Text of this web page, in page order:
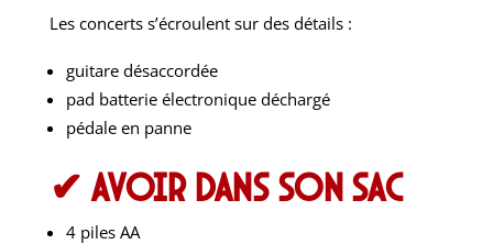
Les concerts s’écroulent sur des détails :
guitare désaccordée
pad batterie électronique déchargé
pédale en panne
✔ Avoir dans son sac
4 piles AA